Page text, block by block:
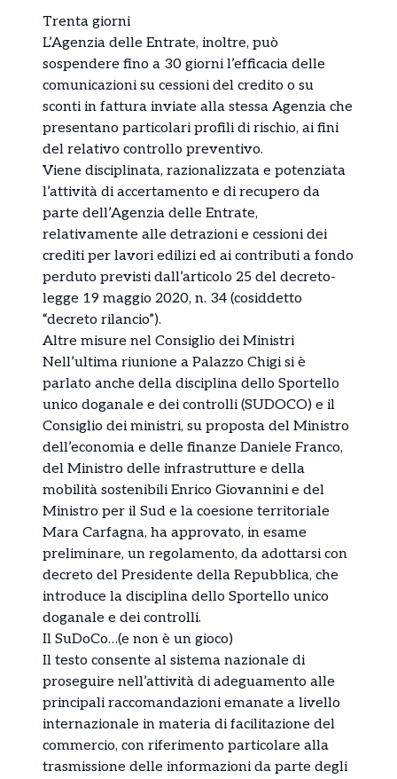
Trenta giorni
L’Agenzia delle Entrate, inoltre, può
sospendere fino a 30 giorni l’efficacia delle
comunicazioni su cessioni del credito o su
sconti in fattura inviate alla stessa Agenzia che
presentano particolari profili di rischio, ai fini
del relativo controllo preventivo.
Viene disciplinata, razionalizzata e potenziata
l’attività di accertamento e di recupero da
parte dell’Agenzia delle Entrate,
relativamente alle detrazioni e cessioni dei
crediti per lavori edilizi ed ai contributi a fondo
perduto previsti dall’articolo 25 del decreto-
legge 19 maggio 2020, n. 34 (cosiddetto
“decreto rilancio”).
Altre misure nel Consiglio dei Ministri
Nell’ultima riunione a Palazzo Chigi si è
parlato anche della disciplina dello Sportello
unico doganale e dei controlli (SUDOCO) e il
Consiglio dei ministri, su proposta del Ministro
dell’economia e delle finanze Daniele Franco,
del Ministro delle infrastrutture e della
mobilità sostenibili Enrico Giovannini e del
Ministro per il Sud e la coesione territoriale
Mara Carfagna, ha approvato, in esame
preliminare, un regolamento, da adottarsi con
decreto del Presidente della Repubblica, che
introduce la disciplina dello Sportello unico
doganale e dei controlli.
Il SuDoCo…(e non è un gioco)
Il testo consente al sistema nazionale di
proseguire nell’attività di adeguamento alle
principali raccomandazioni emanate a livello
internazionale in materia di facilitazione del
commercio, con riferimento particolare alla
trasmissione delle informazioni da parte degli